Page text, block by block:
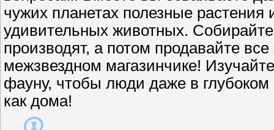
чужих планетах полезные
удивительных животных.
производят, а потом продавайте
межзвездном магазинчике!
фауну, чтобы люди даже в глубоком
как дома!